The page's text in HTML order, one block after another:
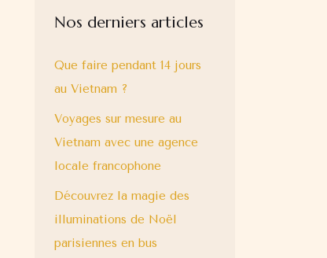
Nos derniers articles
Que faire pendant 14 jours
au Vietnam ?
Voyages sur mesure au
Vietnam avec une agence
locale francophone
Découvrez la magie des
illuminations de Noël
parisiennes en bus